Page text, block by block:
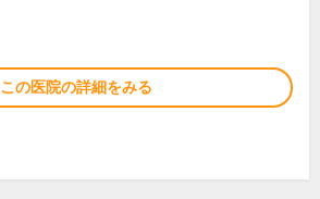
この医院の詳細をみる